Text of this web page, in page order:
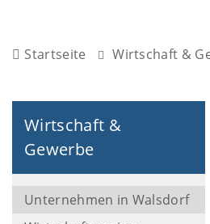
Startseite Wirtschaft &
Wirtschaft &
Gewerbe
Unternehmen in Walsdorf